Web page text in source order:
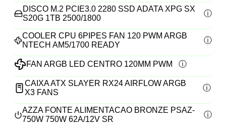
DISCO M.2 PCIE3.0 2280 SSD ADATA XPG SX
S20G 1TB 2500/1800
COOLER CPU 6PIPES FAN 120 PWM ARGB
NTECH AM5/1700 READY
FAN ARGB LED CENTRO 120MM PWM
CAIXA ATX SLAYER RX24 AIRFLOW ARGB
X3 FANS
AZZA FONTE ALIMENTACAO BRONZE PSAZ-
750W 750W 62A/12V SR